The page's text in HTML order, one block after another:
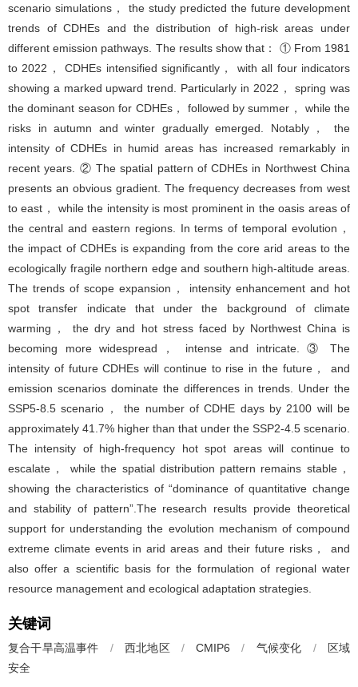
scenario simulations， the study predicted the future development
trends of CDHEs and the distribution of high-risk areas under
different emission pathways. The results show that： ① From 1981
to 2022， CDHEs intensified significantly， with all four indicators
showing a marked upward trend. Particularly in 2022， spring was
the dominant season for CDHEs， followed by summer， while the
risks in autumn and winter gradually emerged. Notably， the
intensity of CDHEs in humid areas has increased remarkably in
recent years. ② The spatial pattern of CDHEs in Northwest China
presents an obvious gradient. The frequency decreases from west
to east， while the intensity is most prominent in the oasis areas of
the central and eastern regions. In terms of temporal evolution，
the impact of CDHEs is expanding from the core arid areas to the
ecologically fragile northern edge and southern high-altitude areas.
The trends of scope expansion， intensity enhancement and hot
spot transfer indicate that under the background of climate
warming， the dry and hot stress faced by Northwest China is
becoming more widespread， intense and intricate. ③ The
intensity of future CDHEs will continue to rise in the future， and
emission scenarios dominate the differences in trends. Under the
SSP5-8.5 scenario， the number of CDHE days by 2100 will be
approximately 41.7% higher than that under the SSP2-4.5 scenario.
The intensity of high-frequency hot spot areas will continue to
escalate， while the spatial distribution pattern remains stable，
showing the characteristics of “dominance of quantitative change
and stability of pattern”.The research results provide theoretical
support for understanding the evolution mechanism of compound
extreme climate events in arid areas and their future risks， and
also offer a scientific basis for the formulation of regional water
resource management and ecological adaptation strategies.
关键词
复合干旱高温事件 / 西北地区 / CMIP6 / 气候变化 /
区域
安全